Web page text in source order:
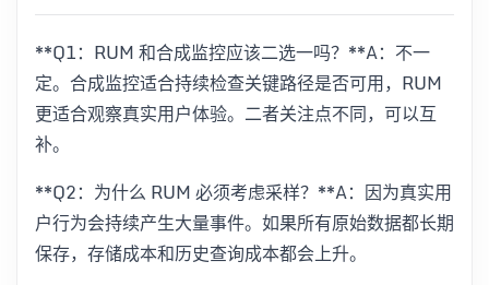
**Q1：RUM 和合成监控应该二选一吗？**A：不一
定。合成监控适合持续检查关键路径是否可用，RUM
更适合观察真实用户体验。二者关注点不同，可以互
补。
**Q2：为什么 RUM 必须考虑采样？**A：因为真实用
户行为会持续产生大量事件。如果所有原始数据都长期
保存，存储成本和历史查询成本都会上升。